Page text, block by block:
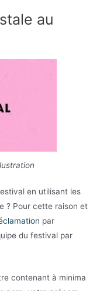
au
en utilisant les
? Pour cette raison et
par
du festival par
contenant à minima